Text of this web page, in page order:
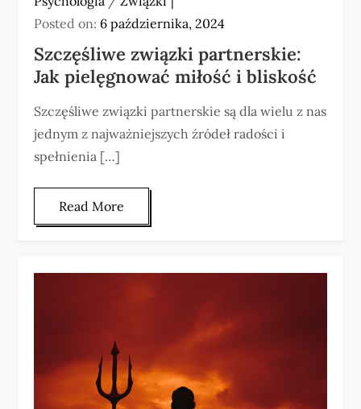
Posted on: 6 października, 2024
Szczęśliwe związki partnerskie:
Jak pielęgnować miłość i bliskość
Szczęśliwe związki partnerskie są dla wielu z nas
jednym z najważniejszych źródeł radości i
spełnienia […]
Read More